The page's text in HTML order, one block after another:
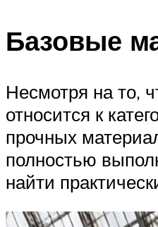
Базовые
Несмотря на то,
относится к
прочных
полностью
найти